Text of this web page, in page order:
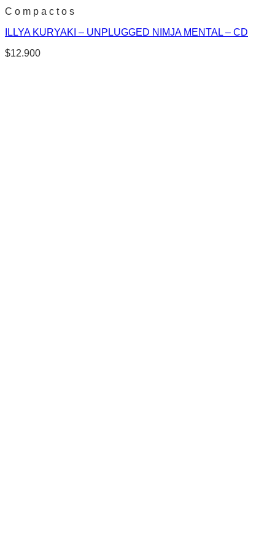
C o m p a c t o s
ILLYA KURYAKI – UNPLUGGED NIMJA MENTAL – CD
$12.900